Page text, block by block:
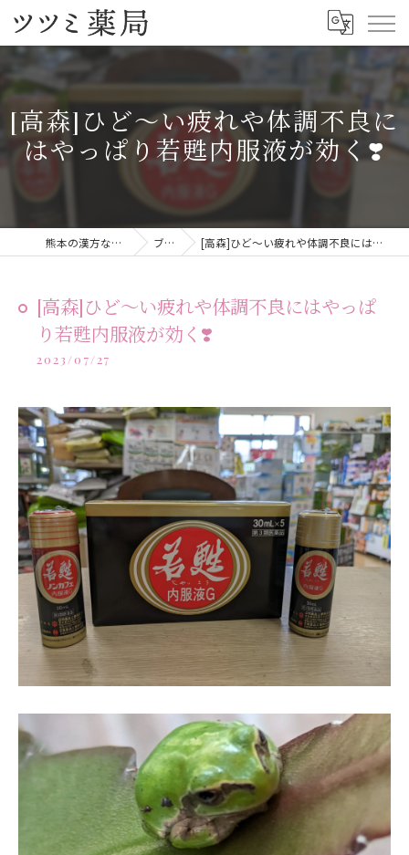
[高森]ひど〜い疲れや体調不良に
はやっぱり若甦内服液が効く❣️
熊本の漢方ならツツミ薬局 ブログ [高森]ひど〜い疲れや体調不良にはやっぱり若甦内服液が効く❣️
[高森]ひど〜い疲れや体調不良にはやっぱ
り若甦内服液が効く❣️
2023/07/27